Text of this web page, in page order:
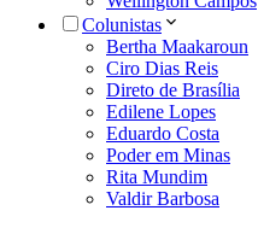
Colunistas
Bertha Maakaroun
Ciro Dias Reis
Direto de Brasília
Edilene Lopes
Eduardo Costa
Poder em Minas
Rita Mundim
Valdir Barbosa